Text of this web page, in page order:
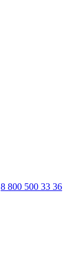
8 800 500 33 36